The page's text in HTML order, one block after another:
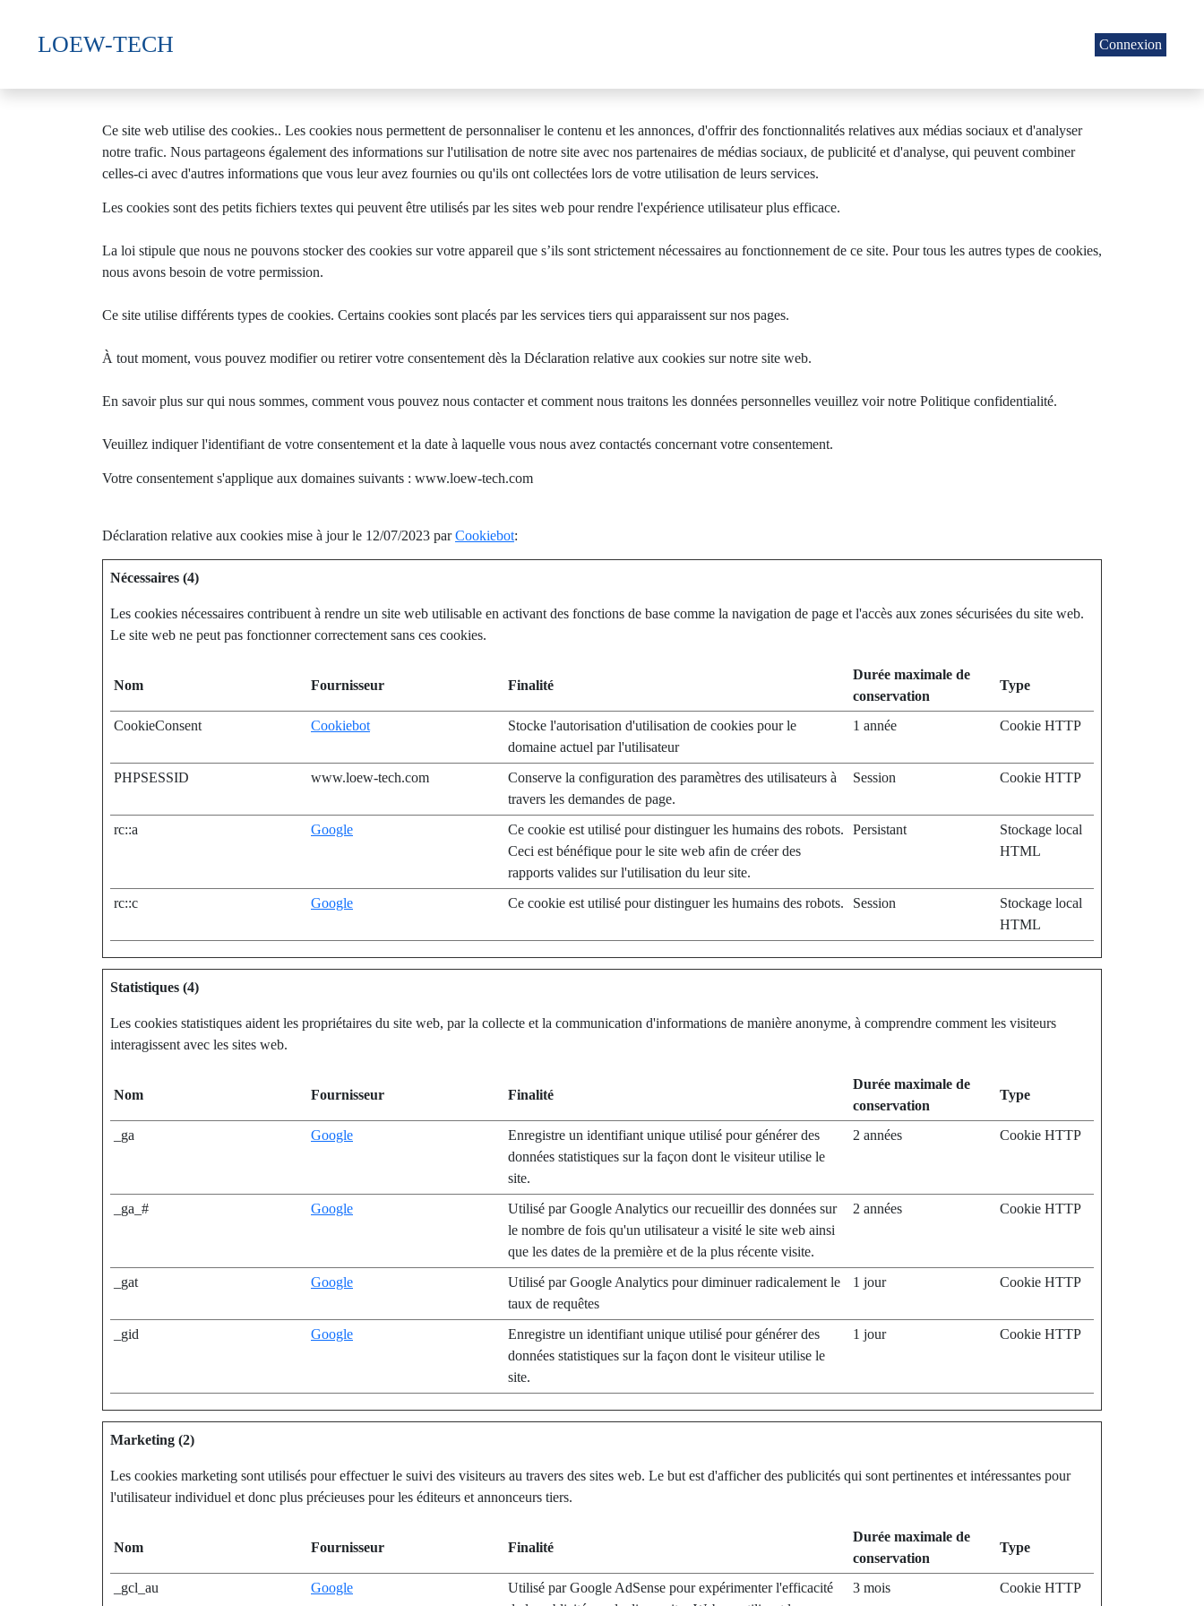
LOEW-TECH Connexion
Ce site web utilise des cookies.. Les cookies nous permettent de personnaliser le contenu et les annonces, d'offrir des fonctionnalités relatives aux médias sociaux et d'analyser
notre trafic. Nous partageons également des informations sur l'utilisation de notre site avec nos partenaires de médias sociaux, de publicité et d'analyse, qui peuvent combiner
celles-ci avec d'autres informations que vous leur avez fournies ou qu'ils ont collectées lors de votre utilisation de leurs services.
Les cookies sont des petits fichiers textes qui peuvent être utilisés par les sites web pour rendre l'expérience utilisateur plus efficace.
La loi stipule que nous ne pouvons stocker des cookies sur votre appareil que s’ils sont strictement nécessaires au fonctionnement de ce site. Pour tous les autres types de cookies,
nous avons besoin de votre permission.
Ce site utilise différents types de cookies. Certains cookies sont placés par les services tiers qui apparaissent sur nos pages.
À tout moment, vous pouvez modifier ou retirer votre consentement dès la Déclaration relative aux cookies sur notre site web.
En savoir plus sur qui nous sommes, comment vous pouvez nous contacter et comment nous traitons les données personnelles veuillez voir notre Politique confidentialité.
Veuillez indiquer l'identifiant de votre consentement et la date à laquelle vous nous avez contactés concernant votre consentement.
Votre consentement s'applique aux domaines suivants : www.loew-tech.com
Déclaration relative aux cookies mise à jour le 12/07/2023 parCookiebot:
Nécessaires (4)
Les cookies nécessaires contribuent à rendre un site web utilisable en activant des fonctions de base comme la navigation de page et l'accès aux zones sécurisées du site web.
Le site web ne peut pas fonctionner correctement sans ces cookies.
Nom Fournisseur Finalité
Durée maximale de
conservation
Type
CookieConsent Cookiebot
Stocke l'autorisation d'utilisation de cookies pour le
domaine actuel par l'utilisateur
1 année Cookie HTTP
PHPSESSID www.loew-tech.com
Conserve la configuration des paramètres des utilisateurs à
travers les demandes de page.
Session Cookie HTTP
rc::a Google
Ce cookie est utilisé pour distinguer les humains des robots.
Ceci est bénéfique pour le site web afin de créer des
rapports valides sur l'utilisation du leur site.
Persistant
Stockage local
HTML
rc::c Google Ce cookie est utilisé pour distinguer les humains des robots. Session
Stockage local
HTML
Statistiques (4)
Les cookies statistiques aident les propriétaires du site web, par la collecte et la communication d'informations de manière anonyme, à comprendre comment les visiteurs
interagissent avec les sites web.
Nom Fournisseur Finalité
Durée maximale de
conservation
Type
_ga Google
Enregistre un identifiant unique utilisé pour générer des
données statistiques sur la façon dont le visiteur utilise le
site.
2 années Cookie HTTP
_ga_# Google
Utilisé par Google Analytics our recueillir des données sur
le nombre de fois qu'un utilisateur a visité le site web ainsi
que les dates de la première et de la plus récente visite.
2 années Cookie HTTP
_gat Google
Utilisé par Google Analytics pour diminuer radicalement le
taux de requêtes
1 jour Cookie HTTP
_gid Google
Enregistre un identifiant unique utilisé pour générer des
données statistiques sur la façon dont le visiteur utilise le
site.
1 jour Cookie HTTP
Marketing (2)
Les cookies marketing sont utilisés pour effectuer le suivi des visiteurs au travers des sites web. Le but est d'afficher des publicités qui sont pertinentes et intéressantes pour
l'utilisateur individuel et donc plus précieuses pour les éditeurs et annonceurs tiers.
Nom Fournisseur Finalité
Durée maximale de
conservation
Type
_gcl_au Google
Utilisé par Google AdSense pour expérimenter l'efficacité
3 mois Cookie HTTP